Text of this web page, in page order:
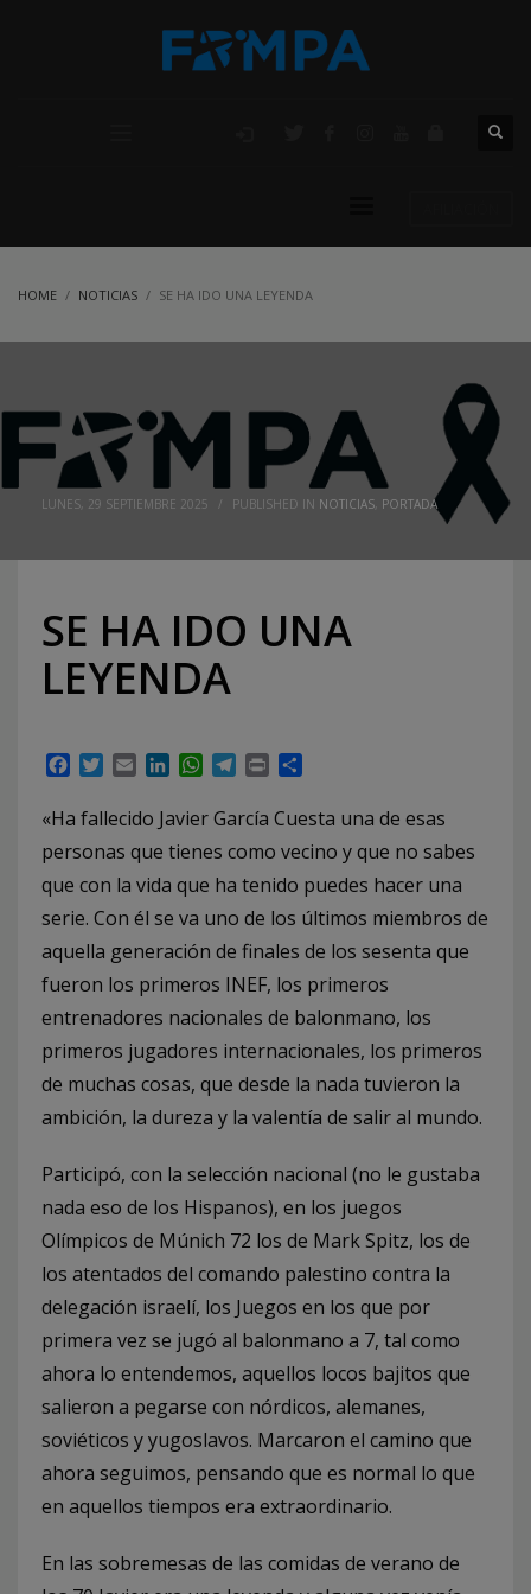
HOME NOTICIAS SE HA IDO UNA LEYENDA
LUNES, 29 SEPTIEMBRE 2025 / PUBLISHED IN NOTICIAS PORTADA
SE HA IDO UNA
LEYENDA
Facebook
TwitterEmailLinkedInWhatsApp
Telegram
Print
«Ha fallecido Javier García Cuesta una de esas
personas que tienes como vecino y que no sabes
que con la vida que ha tenido puedes hacer una
serie. Con él se va uno de los últimos miembros de
aquella generación de finales de los sesenta que
fueron los primeros INEF, los primeros
entrenadores nacionales de balonmano, los
primeros jugadores internacionales, los primeros
de muchas cosas, que desde la nada tuvieron la
ambición, la dureza y la valentía de salir al mundo.
Participó, con la selección nacional (no le gustaba
nada eso de los Hispanos), en los juegos
Olímpicos de Múnich 72 los de Mark Spitz, los de
los atentados del comando palestino contra la
delegación israelí, los Juegos en los que por
primera vez se jugó al balonmano a 7, tal como
ahora lo entendemos, aquellos locos bajitos que
salieron a pegarse con nórdicos, alemanes,
soviéticos y yugoslavos. Marcaron el camino que
ahora seguimos, pensando que es normal lo que
en aquellos tiempos era extraordinario.
En las sobremesas de las comidas de verano de